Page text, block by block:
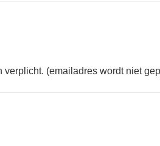
verplicht. (emailadres wordt niet